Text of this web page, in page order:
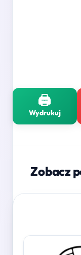
🖨️
Wydrukuj
Zobacz